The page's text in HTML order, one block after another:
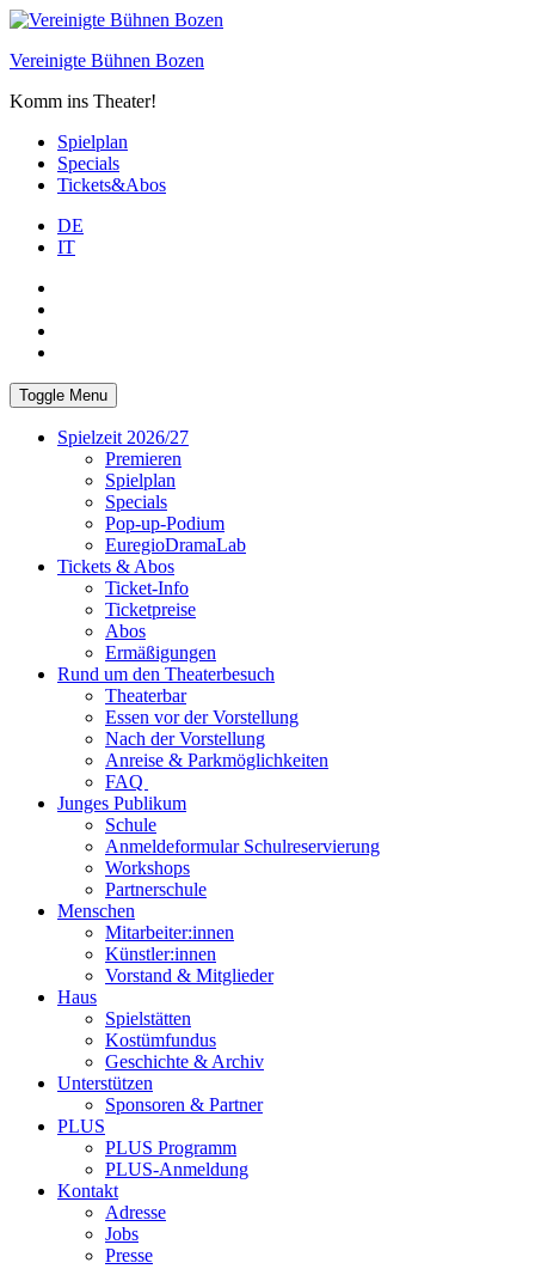
Skip
content
Vereinigte Bühnen Bozen
Komm ins Theater!
Spielplan
Specials
Tickets&Abos
DE
IT
Toggle Menu
Spielzeit 2026/27
Premieren
Spielplan
Specials
Pop-up-Podium
EuregioDramaLab
Tickets & Abos
Ticket-Info
Ticketpreise
Abos
Ermäßigungen
Rund um den Theaterbesuch
Theaterbar
Essen vor der Vorstellung
Nach der Vorstellung
Anreise & Parkmöglichkeiten
FAQ
Junges Publikum
Schule
Anmeldeformular Schulreservierung
Workshops
Partnerschule
Menschen
Mitarbeiter:innen
Künstler:innen
Vorstand & Mitglieder
Haus
Spielstätten
Kostümfundus
Geschichte & Archiv
Unterstützen
Sponsoren & Partner
PLUS
PLUS Programm
PLUS-Anmeldung
Kontakt
Adresse
Jobs
Presse